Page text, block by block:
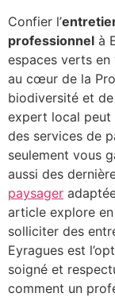
Confier l’
professionnel à
espaces verts
au cœur de la
biodiversité et
expert local peut
des services de
seulement vous
aussi des
paysager
article explore
solliciter des
Eyragues est
soigné et
comment un